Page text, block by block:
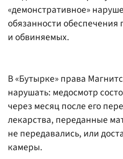
«демонстративное»
обязанности
и обвиняемых.
В «Бутырке» права
нарушать: медосмотр
через месяц после его
лекарства, переданные
не передавались, или
камеры.